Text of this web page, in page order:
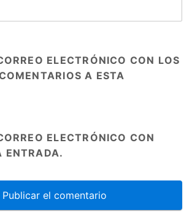
ELECTRÓNICO CON LOS
A ESTA
ELECTRÓNICO CON
ENTRADA.